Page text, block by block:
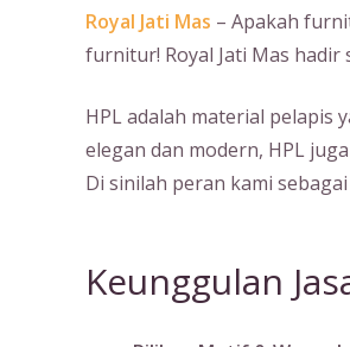
Royal Jati Mas – Apakah
furnitur! Royal Jati Mas
HPL adalah material pelapis
elegan dan modern, HPL
Di sinilah peran kami
Keunggulan